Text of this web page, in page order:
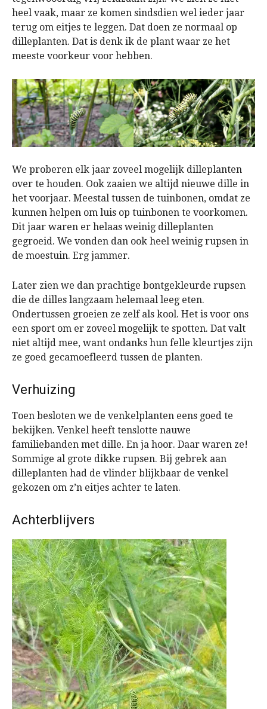
heel vaak, maar ze komen sindsdien wel ieder jaar
terug om eitjes te leggen. Dat doen ze normaal op
dilleplanten. Dat is denk ik de plant waar ze het
meeste voorkeur voor hebben.
We proberen elk jaar zoveel mogelijk dilleplanten
over te houden. Ook zaaien we altijd nieuwe dille in
het voorjaar. Meestal tussen de tuinbonen, omdat ze
kunnen helpen om luis op tuinbonen te voorkomen.
Dit jaar waren er helaas weinig dilleplanten
gegroeid. We vonden dan ook heel weinig rupsen in
de moestuin. Erg jammer.
Later zien we dan prachtige bontgekleurde rupsen
die de dilles langzaam helemaal leeg eten.
Ondertussen groeien ze zelf als kool. Het is voor ons
een sport om er zoveel mogelijk te spotten. Dat valt
niet altijd mee, want ondanks hun felle kleurtjes zijn
ze goed gecamoefleerd tussen de planten.
Verhuizing
Toen besloten we de venkelplanten eens goed te
bekijken. Venkel heeft tenslotte nauwe
familiebanden met dille. En ja hoor. Daar waren ze!
Sommige al grote dikke rupsen. Bij gebrek aan
dilleplanten had de vlinder blijkbaar de venkel
gekozen om z’n eitjes achter te laten.
Achterblijvers